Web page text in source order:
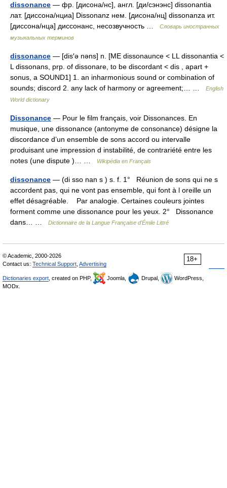
dissonance — фр. [дисона/нс], англ. [ди/сэнэнс] dissonantia
лат. [диссона/нциа] Dissonanz нем. [дисона/нц] dissonanza ит.
[диссона/нца] диссонанс, несозвучность …
Словарь иностранных
музыкальных терминов
dissonance — [dis′ə nəns] n. [ME dissonaunce < LL dissonantia <
L dissonans, prp. of dissonare, to be discordant < dis , apart +
sonus, a SOUND1] 1. an inharmonious sound or combination of
sounds; discord 2. any lack of harmony or agreement;… …
English
World dictionary
Dissonance — Pour le film français, voir Dissonances. En
musique, une dissonance (antonyme de consonance) désigne la
discordance d’un ensemble de sons accord ou intervalle
produisant une impression d instabilité, de contrariété entre les
notes (une dispute )… …
Wikipédia en Français
dissonance — (di sso nan s ) s. f. 1° Réunion de sons qui ne s
accordent pas, qui ne vont pas ensemble, qui font à l oreille un
effet désagréable. Par analogie. Certaines couleurs jointes
forment comme une dissonance pour les yeux. 2° Dissonance
dans… …
Dictionnaire de la Langue Française d'Émile Littré
18+
© Academic, 2000-2026
Contact us: Technical Support Advertising
Dictionaries export , created on PHP, Joomla, Drupal,
WordPress,
MODx.